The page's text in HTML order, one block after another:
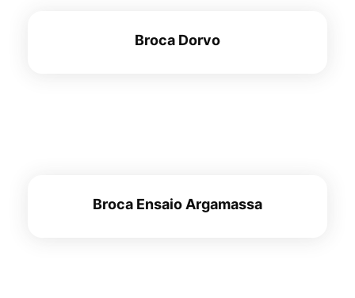
Broca Dorvo
Broca Ensaio Argamassa